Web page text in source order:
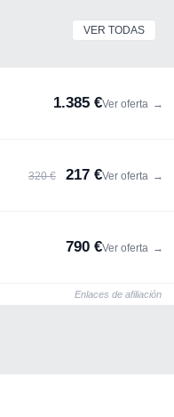
VER TODAS
1.385 €Ver oferta →
320 € 217 €Ver oferta →
790 €Ver oferta →
Enlaces de afiliación